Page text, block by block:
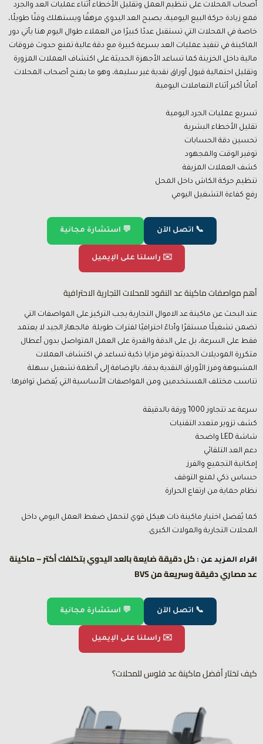
أصحاب المحلات على تنظيم العمل وتقليل الأخطاء أثناء عمليات العد والجرد
فمع زيادة حركة البيع اليومية، يصبح العد اليدوي مرهقًا ويستهلك وقتًا طويلًا،
خاصة في المحلات التي تستقبل عددًا كبيرًا من العملاء طوال اليوم هنا يأتي دور
الماكينة في تنفيذ عمليات العد بسرعة كبيرة مع دقة عالية تمنع حدوث فروقات
مالية داخل الخزينة كما تساعد الأجهزة الحديثة على اكتشاف العملات المزورة
وتقليل احتمالية قبول أوراق نقدية غير سليمة، وهو ما يمنح أصحاب المحلات
أمانًا أكبر أثناء التعاملات اليومية.
تسريع عمليات الجرد اليومية
تقليل الأخطاء البشرية
تحسين دقة الحسابات
توفير الوقت والمجهود
كشف العملات المزيفة
تنظيم حركة الكاش داخل المحل
رفع كفاءة التشغيل اليومي
📞 اتصل الآن 💬 استشارة مجانية
✉️ راسلنا على الإيميل
أهم مواصفات ماكينة عد النقود للمحلات التجارية الاحترافية
عند البحث عن ماكينة عد الاموال التجارية يجب التركيز على المواصفات التي
تضمن تشغيلًا مستقرًا وأداءً احترافيًا لفترات طويلة. فالجهاز الجيد لا يعتمد
فقط على السرعة، بل على الدقة والقدرة على العمل المتواصل بدون أعطال
متكررة الموديلات الحديثة توفر مزايا ذكية تساعد في اكتشاف العملات
المشبوهة وفرز الأوراق النقدية بدقة، بالإضافة إلى أنظمة تشغيل سهلة
تناسب مختلف المستخدمين ومن المواصفات الأساسية التي يُفضل توافرها:
سرعة عد تتجاوز 1000 ورقة بالدقيقة
كشف تزوير متعدد التقنيات
شاشة LED واضحة
دعم العد التلقائي
إمكانية التجميع والفرز
حساس ذكي لمنع التوقف
نظام حماية من ارتفاع الحرارة
كما يُفضل اختيار ماكينة ذات هيكل قوي لتحمل ضغط العمل اليومي داخل
المحلات التجارية والمولات الكبرى.
اقراء المزيد عن : كل دقيقة ضايعة بالعد اليدوي بتكلفك أكتر – ماكينة
عد مصاري دقيقة وسريعة من BVS
📞 اتصل الآن 💬 استشارة مجانية
✉️ راسلنا على الإيميل
كيف تختار أفضل ماكينة عد فلوس للمحلات؟